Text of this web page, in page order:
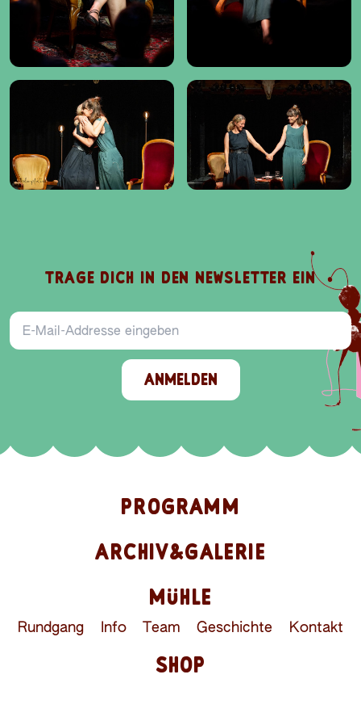
TRAGE DICH IN DEN NEWSLETTER EIN
E-Mail-Addresse
ANMELDEN
PROGRAMM
ARCHIV&GALERIE
MÜHLE
Rundgang Info Team Geschichte Kontakt
SHOP